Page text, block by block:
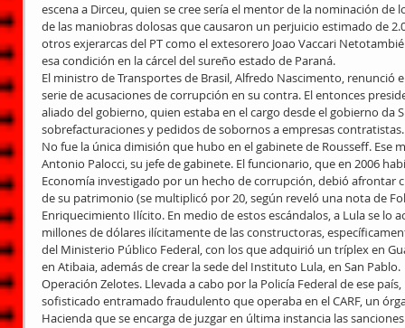
escena a Dirceu, quien se cree sería el mentor de la nominación
de las maniobras dolosas que causaron un perjuicio estimado de
otros exjerarcas del PT como el extesorero Joao Vaccari
esa condición en la cárcel del sureño estado de Paraná.
El ministro de Transportes de Brasil, Alfredo Nascimento, renunció
serie de acusaciones de corrupción en su contra. El entonces
aliado del gobierno, quien estaba en el cargo desde el gobierno da
sobrefacturaciones y pedidos de sobornos a empresas
No fue la única dimisión que hubo en el gabinete de Rousseff. Ese
Antonio Palocci, su jefe de gabinete. El funcionario, que en 2006
Economía investigado por un hecho de corrupción, debió
de su patrimonio (se multiplicó por 20, según reveló una nota de
Enriquecimiento Ilícito. En medio de estos escándalos, a Lula se lo
millones de dólares ilícitamente de las constructoras,
del Ministerio Público Federal, con los que adquirió un tríplex en
en Atibaia, además de crear la sede del Instituto Lula, en San Pablo.
Operación Zelotes. Llevada a cabo por la Policía Federal de ese
sofisticado entramado fraudulento que operaba en el CARF, un
Hacienda que se encarga de juzgar en última instancia las